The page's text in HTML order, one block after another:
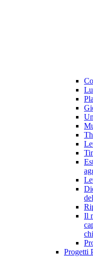
Il
Progetti